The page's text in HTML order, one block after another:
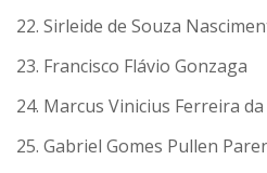
22. Sirleide de Souza
23. Francisco Flávio Gonzaga
24. Marcus Vinicius Ferreira
25. Gabriel Gomes Pullen